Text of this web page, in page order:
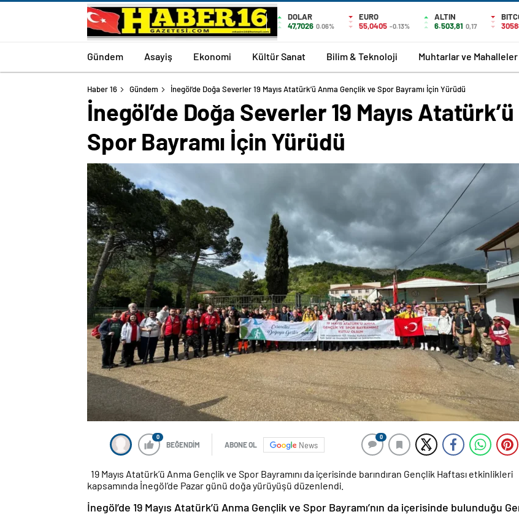
DOLAR
47,7026 0.06%
EURO
55,0405 -0.13%
ALTIN
6.503,81 0,17
Gündem Asayiş Ekonomi Kültür Sanat Bilim & Teknoloji Muhtarlar ve Mahalleler
Haber 16 Gündem İnegöl’de Doğa Severler 19 Mayıs Atatürk’ü Anma Gençlik ve Spor Bayramı İçin Yürüdü
İnegöl’de Doğa Severler 19 Mayıs
Spor Bayramı İçin Yürüdü
0
BEĞENDİM ABONE OL News
0
19 Mayıs Atatürk’ü Anma Gençlik ve Spor Bayramını da içerisinde barındıran Gençlik Haftası etkinlikleri
kapsamında İnegöl’de Pazar günü doğa yürüyüşü düzenlendi.
İnegöl’de 19 Mayıs Atatürk’ü Anma Gençlik ve Spor Bayramı’nın da içerisinde bulunduğu